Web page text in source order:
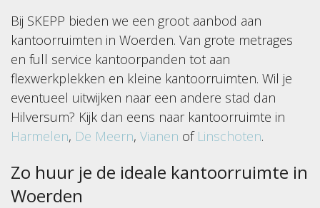
Bij SKEPP bieden we een groot aanbod aan
kantoorruimten in Woerden. Van grote metrages
en full service kantoorpanden tot aan
flexwerkplekken en kleine kantoorruimten. Wil je
eventueel uitwijken naar een andere stad dan
Hilversum? Kijk dan eens naar kantoorruimte in
Harmelen, De Meern, Vianen of Linschoten.
Zo huur je de ideale kantoorruimte in
Woerden